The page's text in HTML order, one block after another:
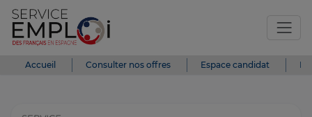
Accueil Consulter nos offres Espace candidat